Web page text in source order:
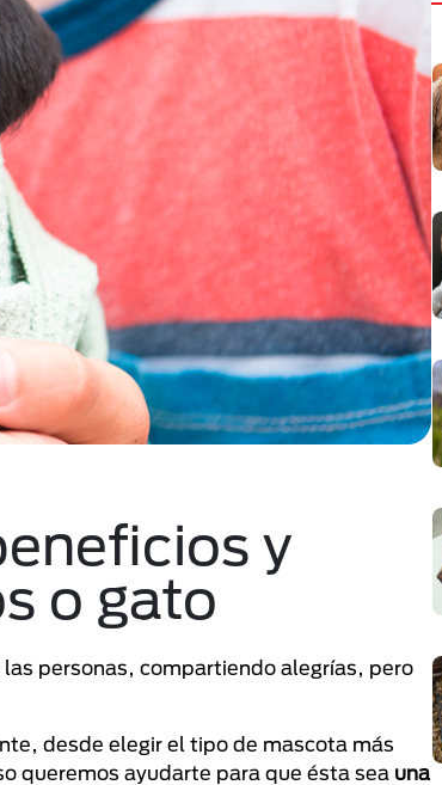
y
o gato
personas, compartiendo alegrías, pero
desde elegir el tipo de mascota más
queremos ayudarte para que ésta sea una